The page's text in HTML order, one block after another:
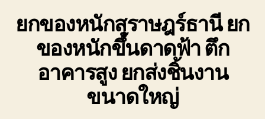
ยกของหนักสุราษฎร์ธานี ยก
ของหนักขึ้นดาดฟ้า ตึก
อาคารสูง ยกส่งชิ้นงาน
ขนาดใหญ่